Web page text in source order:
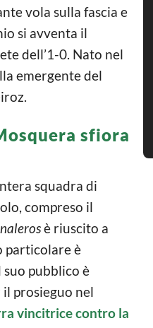
vola sulla fascia e
si avventa il
dell’1-0. Nato nel
emergente del
sfiora
squadra di
compreso il
è riuscito a
particolare è
pubblico è
prosieguo nel
vincitrice contro la